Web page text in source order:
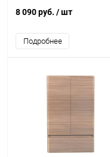
8 090 руб. / шт
Подробнее